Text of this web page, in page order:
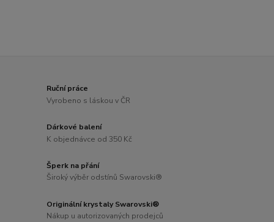
Ruční práce
Vyrobeno s láskou v ČR
Dárkové balení
K objednávce od 350 Kč
Šperk na přání
Široký výběr odstínů Swarovski®
Originální krystaly Swarovski®
Nákup u autorizovaných prodejců